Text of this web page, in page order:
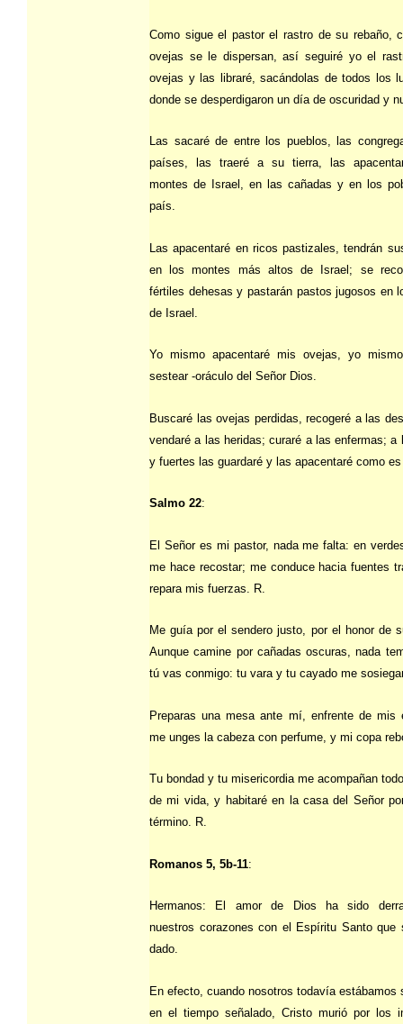
Como sigue el pastor el rastro de su rebaño,
ovejas se le dispersan, así seguiré yo el
ovejas y las libraré, sacándolas de todos los
donde se desperdigaron un día de oscuridad y
Las sacaré de entre los pueblos, las
países, las traeré a su tierra, las
montes de Israel, en las cañadas y en los
país.
Las apacentaré en ricos pastizales, tendrán
en los montes más altos de Israel; se
fértiles dehesas y pastarán pastos jugosos en
de Israel.
Yo mismo apacentaré mis ovejas, yo
sestear -oráculo del Señor Dios.
Buscaré las ovejas perdidas, recogeré a las
vendaré a las heridas; curaré a las enfermas; a
y fuertes las guardaré y las apacentaré como es
Salmo 22:
El Señor es mi pastor, nada me falta: en
me hace recostar; me conduce hacia fuentes
repara mis fuerzas. R.
Me guía por el sendero justo, por el honor de
Aunque camine por cañadas oscuras, nada
tú vas conmigo: tu vara y tu cayado me
Preparas una mesa ante mí, enfrente de mis
me unges la cabeza con perfume, y mi copa
Tu bondad y tu misericordia me acompañan
de mi vida, y habitaré en la casa del Señor
término. R.
Romanos 5, 5b-11:
Hermanos: El amor de Dios ha sido
nuestros corazones con el Espíritu Santo que
dado.
En efecto, cuando nosotros todavía estábamos
en el tiempo señalado, Cristo murió por los